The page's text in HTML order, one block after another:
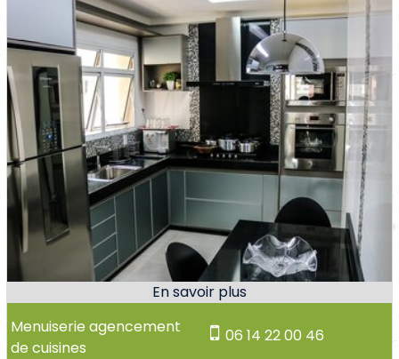
Menuiserie agencement
de cuisines
06 14 22 00 46